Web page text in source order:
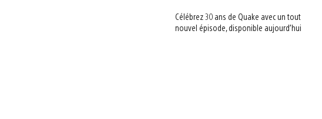
Célébrez 30 ans de Quake avec un tout
nouvel épisode, disponible aujourd’hui